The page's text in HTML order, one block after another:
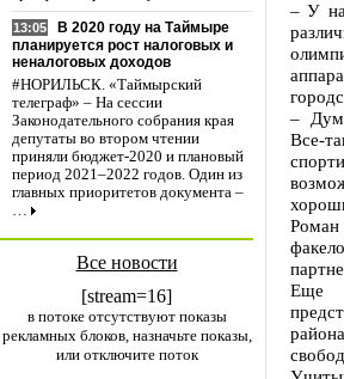
13:05
В 2020 году на Таймыре
планируется рост налоговых и
неналоговых доходов
#НОРИЛЬСК. «Таймырский
телеграф» – На сессии
Законодательного собрания края
депутаты во втором чтении
приняли бюджет-2020 и плановый
период 2021–2022 годов. Один из
главных приоритетов документа –
…
Все новости
[stream=16]
в потоке отсутствуют показы
рекламных блоков, назначьте показы,
или отключите поток
– У
–
Все-
Роман
Еще